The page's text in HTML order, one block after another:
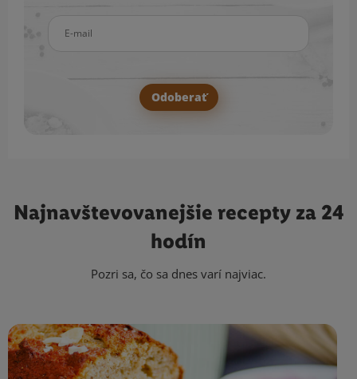
Odoberať
Najnavštevovanejšie recepty za 24
hodín
Pozri sa, čo sa dnes varí najviac.